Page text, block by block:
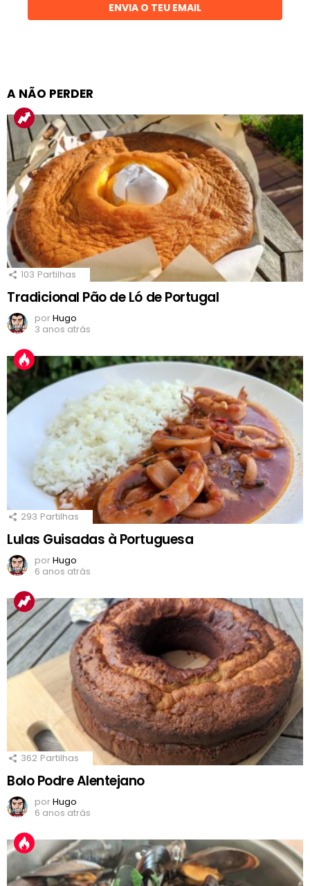
ENVIA O TEU EMAIL
A NÃO PERDER
103 Partilhas
Tradicional Pão de Ló de Portugal
porHugo
3 anos atrás
293 Partilhas
Lulas Guisadas à Portuguesa
porHugo
6 anos atrás
362 Partilhas
Bolo Podre Alentejano
porHugo
6 anos atrás